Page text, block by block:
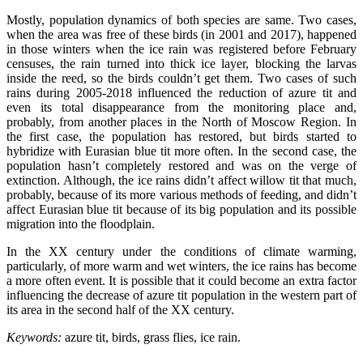
Mostly, population dynamics of both species are same. Two cases,
when the area was free of these birds (in 2001 and 2017), happened
in those winters when the ice rain was registered before February
censuses, the rain turned into thick ice layer, blocking the larvas
inside the reed, so the birds couldn’t get them. Two cases of such
rains during 2005-2018 influenced the reduction of azure tit and
even its total disappearance from the monitoring place and,
probably, from another places in the North of Moscow Region. In
the first case, the population has restored, but birds started to
hybridize with Eurasian blue tit more often. In the second case, the
population hasn’t completely restored and was on the verge of
extinction. Although, the ice rains didn’t affect willow tit that much,
probably, because of its more various methods of feeding, and didn’t
affect Eurasian blue tit because of its big population and its possible
migration into the floodplain.
In the XX century under the conditions of climate warming,
particularly, of more warm and wet winters, the ice rains has become
a more often event. It is possible that it could become an extra factor
influencing the decrease of azure tit population in the western part of
its area in the second half of the XX century.
Keywords: azure tit, birds, grass flies, ice rain.